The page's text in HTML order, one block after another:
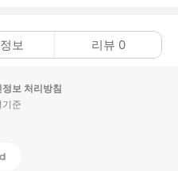
보 리뷰 0
정보 처리방침
기준